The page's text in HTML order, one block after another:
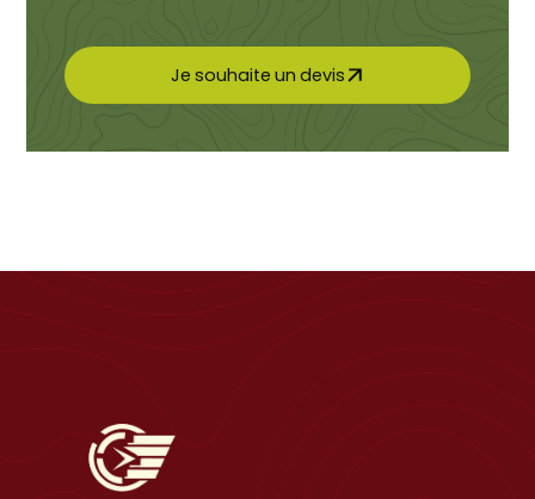
Je souhaite un devis